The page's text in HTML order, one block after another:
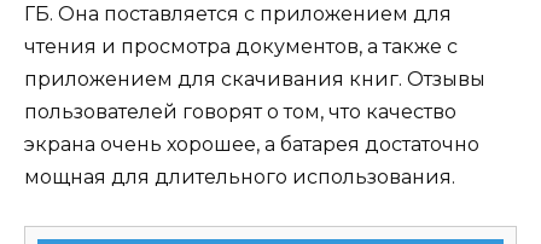
ГБ. Она поставляется с приложением для
чтения и просмотра документов, а также с
приложением для скачивания книг. Отзывы
пользователей говорят о том, что качество
экрана очень хорошее, а батарея достаточно
мощная для длительного использования.